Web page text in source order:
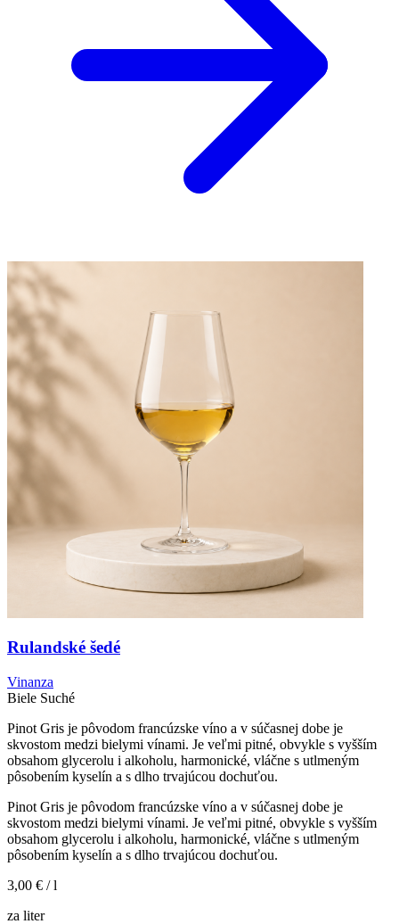
Rulandské šedé
Vinanza
Biele Suché
Pinot Gris je pôvodom francúzske víno a v súčasnej dobe je
skvostom medzi bielymi vínami. Je veľmi pitné, obvykle s vyšším
obsahom glycerolu i alkoholu, harmonické, vláčne s utlmeným
pôsobením kyselín a s dlho trvajúcou dochuťou.
Pinot Gris je pôvodom francúzske víno a v súčasnej dobe je
skvostom medzi bielymi vínami. Je veľmi pitné, obvykle s vyšším
obsahom glycerolu i alkoholu, harmonické, vláčne s utlmeným
pôsobením kyselín a s dlho trvajúcou dochuťou.
3,00 € / l
za liter